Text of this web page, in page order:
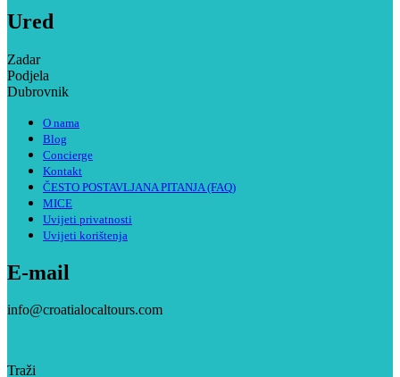
Ured
Zadar
Podjela
Dubrovnik
O nama
Blog
Concierge
Kontakt
ČESTO POSTAVLJANA PITANJA (FAQ)
MICE
Uvijeti privatnosti
Uvijeti korištenja
E-mail
info@croatialocaltours.com
Traži